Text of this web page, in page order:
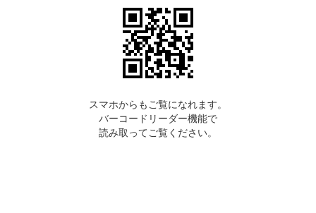
スマホからもご覧になれます。
バーコードリーダー機能で
読み取ってご覧ください。